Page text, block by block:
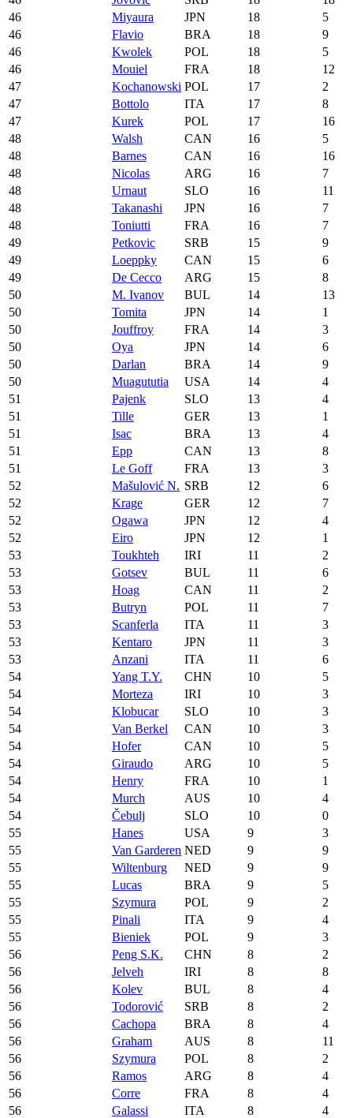
46
Miyaura JPN 18
5
46
Flavio BRA 18
9
46
Kwolek POL 18
5
46
Mouiel FRA 18
12
47
Kochanowski POL 17
2
47
Bottolo ITA 17
8
47
Kurek POL 17
16
48
Walsh CAN 16
5
48
Barnes CAN 16
16
48
Nicolas ARG 16
7
48
Urnaut SLO 16
11
48
Takanashi JPN 16
7
48
Toniutti FRA 16
7
49
Petkovic SRB 15
9
49
Loeppky CAN 15
6
49
De Cecco ARG 15
8
50
M. Ivanov BUL 14
13
50
Tomita JPN 14
1
50
Jouffroy FRA 14
3
50
Oya JPN 14
6
50
Darlan BRA 14
9
50
Muagututia USA 14
4
51
Pajenk SLO 13
4
51
Tille GER 13
1
51
Isac BRA 13
4
51
Epp CAN 13
8
51
Le Goff FRA 13
3
52
Mašulović N. SRB 12
6
52
Krage GER 12
7
52
Ogawa JPN 12
4
52
Eiro JPN 12
1
53
Toukhteh IRI 11
2
53
Gotsev BUL 11
6
53
Hoag CAN 11
2
53
Butryn POL 11
7
53
Scanferla ITA 11
3
53
Kentaro JPN 11
3
53
Anzani ITA 11
6
54
Yang T.Y. CHN 10
5
54
Morteza IRI 10
3
54
Klobucar SLO 10
3
54
Van Berkel CAN 10
3
54
Hofer CAN 10
5
54
Giraudo ARG 10
5
54
Henry FRA 10
1
54
Murch AUS 10
4
54
Čebulj SLO 10
0
55
Hanes USA 9
3
55
Van Garderen NED 9
9
55
Wiltenburg NED 9
9
55
Lucas BRA 9
5
55
Szymura POL 9
2
55
Pinali ITA 9
4
55
Bieniek POL 9
3
56
Peng S.K. CHN 8
2
56
Jelveh IRI 8
8
56
Kolev BUL 8
4
56
Todorović SRB 8
2
56
Cachopa BRA 8
4
56
Graham AUS 8
11
56
Szymura POL 8
2
56
Ramos ARG 8
4
56
Corre FRA 8
4
56
Galassi ITA 8
4